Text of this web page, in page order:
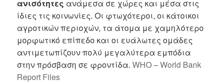
ανισότητες ανάμεσα σε χώρες και μέσα στις
ίδιες τις κοινωνίες. Οι φτωχότεροι, οι κάτοικοι
αγροτικών περιοχών, τα άτομα με χαμηλότερο
μορφωτικό επίπεδο και οι ευάλωτες ομάδες
αντιμετωπίζουν πολύ μεγαλύτερα εμπόδια
στην πρόσβαση σε φροντίδα.WHO – World Bank
Report Files